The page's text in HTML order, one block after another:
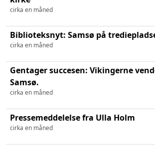
cirka en måned
Biblioteksnyt: Samsø på
cirka en måned
Gentager succesen: Vikingerne
Samsø.
cirka en måned
Pressemeddelelse fra Ulla Holm
cirka en måned